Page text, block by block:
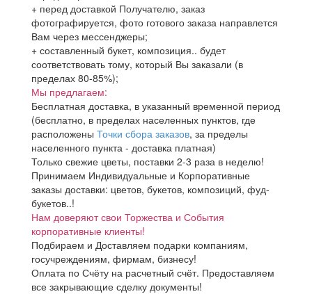
+ перед доставкой Получателю, заказ
фотографируется, фото готового заказа направлется
Вам через мессенджеры;
+ составленный букет, композиция.. будет
соответствовать тому, который Вы заказали (в
пределах 80-85%);
Мы предлагаем:
Бесплатная доставка, в указанный временной период
(бесплатно, в пределах населенных пунктов, где
расположены Точки сбора заказов, за пределы
населенного пункта - доставка платная)
Только свежие цветы, поставки 2-3 раза в неделю!
Принимаем Индивидуальные и Корпоративные
заказы доставки: цветов, букетов, композиций, фуд-
букетов..!
Нам доверяют свои Торжества и События
корпоративные клиенты!
Подбираем и Доставляем подарки компаниям,
госучреждениям, фирмам, бизнесу!
Оплата по Счёту на расчетный счёт. Предоставляем
все закрывающие сделку документы!